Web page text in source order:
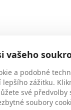
od the
se nachází
vašeho
a podobné
lepšího zážitku.
své
soubory